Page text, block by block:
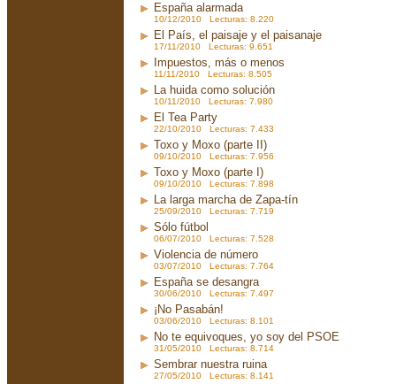
España alarmada
10/12/2010 Lecturas: 8.220
El País, el paisaje y el paisanaje
17/11/2010 Lecturas: 9.651
Impuestos, más o menos
11/11/2010 Lecturas: 8.505
La huida como solución
10/11/2010 Lecturas: 7.980
El Tea Party
22/10/2010 Lecturas: 7.433
Toxo y Moxo (parte II)
09/10/2010 Lecturas: 7.956
Toxo y Moxo (parte I)
09/10/2010 Lecturas: 7.898
La larga marcha de Zapa-tín
25/09/2010 Lecturas: 7.719
Sólo fútbol
06/07/2010 Lecturas: 7.528
Violencia de número
03/07/2010 Lecturas: 7.764
España se desangra
30/06/2010 Lecturas: 7.497
¡No Pasabán!
03/06/2010 Lecturas: 8.101
No te equivoques, yo soy del PSOE
31/05/2010 Lecturas: 8.714
Sembrar nuestra ruina
27/05/2010 Lecturas: 8.141